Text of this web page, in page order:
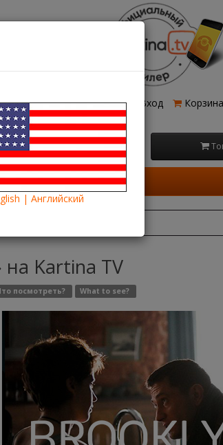
Связь Регистрация Вход Корзина
Язык:
Kartina TV
посмотреть? What to see?
| Английский